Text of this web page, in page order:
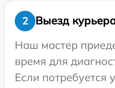
2
Выезд
Наш мастер
время для
Если потребуется